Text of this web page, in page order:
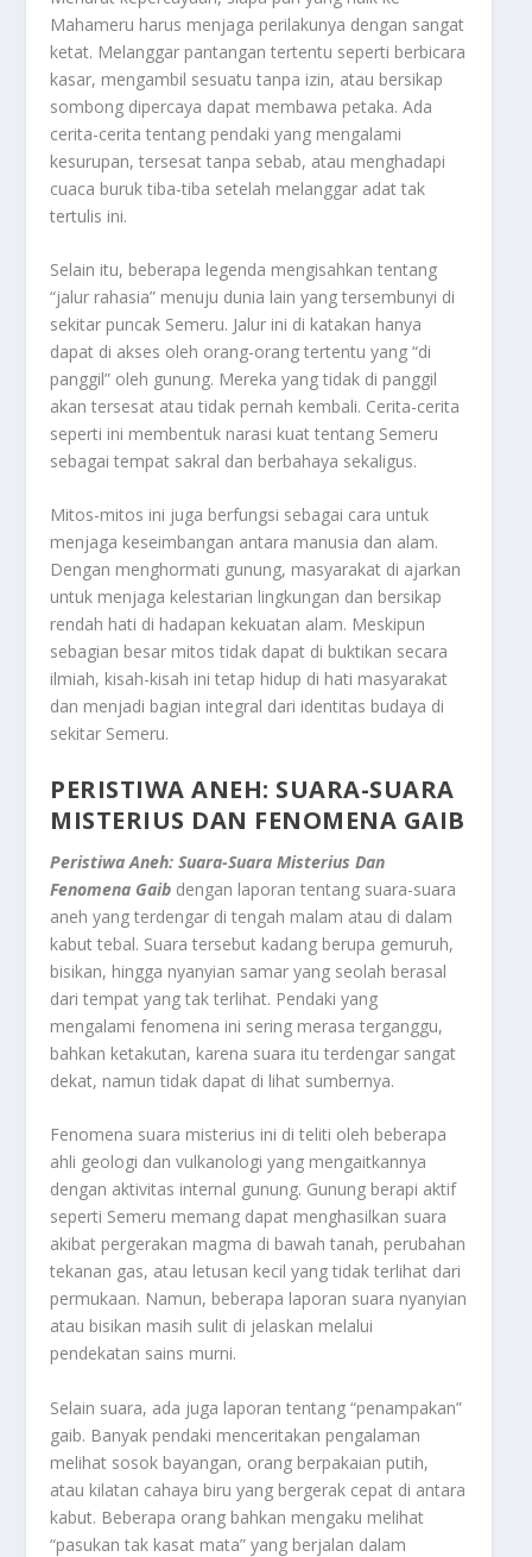
Mahameru harus menjaga perilakunya dengan sangat
ketat. Melanggar pantangan tertentu seperti berbicara
kasar, mengambil sesuatu tanpa izin, atau bersikap
sombong dipercaya dapat membawa petaka. Ada
cerita-cerita tentang pendaki yang mengalami
kesurupan, tersesat tanpa sebab, atau menghadapi
cuaca buruk tiba-tiba setelah melanggar adat tak
tertulis ini.
Selain itu, beberapa legenda mengisahkan tentang
“jalur rahasia” menuju dunia lain yang tersembunyi di
sekitar puncak Semeru. Jalur ini di katakan hanya
dapat di akses oleh orang-orang tertentu yang “di
panggil” oleh gunung. Mereka yang tidak di panggil
akan tersesat atau tidak pernah kembali. Cerita-cerita
seperti ini membentuk narasi kuat tentang Semeru
sebagai tempat sakral dan berbahaya sekaligus.
Mitos-mitos ini juga berfungsi sebagai cara untuk
menjaga keseimbangan antara manusia dan alam.
Dengan menghormati gunung, masyarakat di ajarkan
untuk menjaga kelestarian lingkungan dan bersikap
rendah hati di hadapan kekuatan alam. Meskipun
sebagian besar mitos tidak dapat di buktikan secara
ilmiah, kisah-kisah ini tetap hidup di hati masyarakat
dan menjadi bagian integral dari identitas budaya di
sekitar Semeru.
PERISTIWA ANEH: SUARA-SUARA
MISTERIUS DAN FENOMENA GAIB
Peristiwa Aneh: Suara-Suara Misterius Dan
Fenomena Gaib dengan laporan tentang suara-suara
aneh yang terdengar di tengah malam atau di dalam
kabut tebal. Suara tersebut kadang berupa gemuruh,
bisikan, hingga nyanyian samar yang seolah berasal
dari tempat yang tak terlihat. Pendaki yang
mengalami fenomena ini sering merasa terganggu,
bahkan ketakutan, karena suara itu terdengar sangat
dekat, namun tidak dapat di lihat sumbernya.
Fenomena suara misterius ini di teliti oleh beberapa
ahli geologi dan vulkanologi yang mengaitkannya
dengan aktivitas internal gunung. Gunung berapi aktif
seperti Semeru memang dapat menghasilkan suara
akibat pergerakan magma di bawah tanah, perubahan
tekanan gas, atau letusan kecil yang tidak terlihat dari
permukaan. Namun, beberapa laporan suara nyanyian
atau bisikan masih sulit di jelaskan melalui
pendekatan sains murni.
Selain suara, ada juga laporan tentang “penampakan”
gaib. Banyak pendaki menceritakan pengalaman
melihat sosok bayangan, orang berpakaian putih,
atau kilatan cahaya biru yang bergerak cepat di antara
kabut. Beberapa orang bahkan mengaku melihat
“pasukan tak kasat mata” yang berjalan dalam